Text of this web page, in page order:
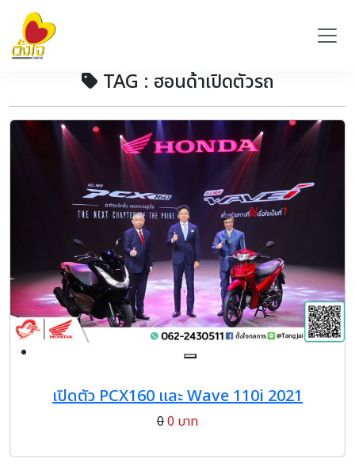
TAG : ฮอนด้าเปิดตัวรถ
เปิดตัว PCX160 และ Wave 110i 2021
00 บาท